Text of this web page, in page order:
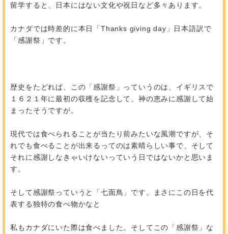
留学すると、日本にはない文化や祝日など多々あります。
カナダでは時差的に本日「Thanks giving day」日本語訳で
「感謝祭」です。
歴史をたどれば、この「感謝祭」っていうのは、イギリスで
１６２１年に最初の収穫を記念して、神の恵みに感謝して始
まったそうですが。
現代では食べられることが当たり前みたいな風潮ですが、そ
れでも食べることが出来るってのは素晴らしい事で、そして
それに感謝しなきゃいけないっていう日ではないかと思いま
す。
そして感謝祭っていうと「七面鳥」です。まさにこの日を代
表する独特の食べ物かなと
私もカナダにいた際は食べました。そしてこの「感謝祭」な